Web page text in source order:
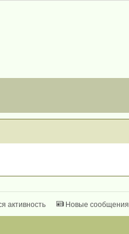
активность Новые сообщения